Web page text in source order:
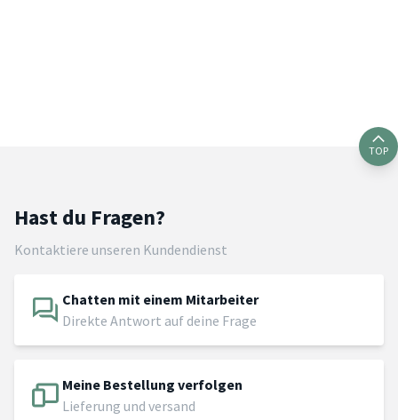
TOP
Hast du Fragen?
Kontaktiere unseren Kundendienst
Chatten mit einem Mitarbeiter
Direkte Antwort auf deine Frage
Meine Bestellung verfolgen
Lieferung und versand